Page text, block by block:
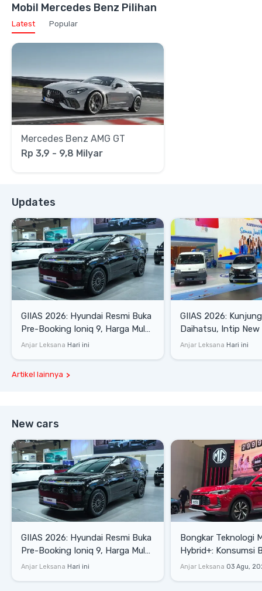
Mobil Mercedes Benz Pilihan
Latest Popular
Mercedes Benz AMG GT
Rp 3,9 - 9,8 Milyar
Updates
GIIAS 2026: Hyundai Resmi Buka
Pre-Booking Ioniq 9, Harga Mulai
Rp1,49 Miliar
Anjar Leksana Hari ini
GIIAS 2026:
Daihatsu, Intip New
SE hingga Gran
Anjar Leksana Hari ini
Artikel lainnya
New cars
GIIAS 2026: Hyundai Resmi Buka
Pre-Booking Ioniq 9, Harga Mulai
Rp1,49 Miliar
Anjar Leksana Hari ini
Bongkar Teknologi
Hybrid+: Konsumsi
Tembus 27,7 Km/
Anjar Leksana 03 Agu,